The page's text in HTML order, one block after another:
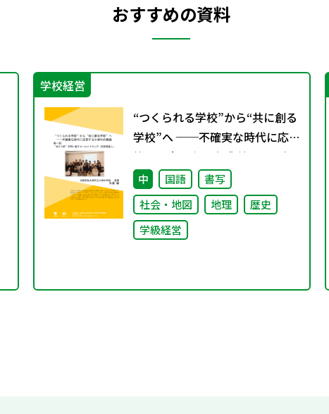
おすすめの資料
学校経営
“つくられる学校”から“共に創る
学校”へ ──不確実な時代に応
答する小津中の実践 第一回 “当
たり前”を問い直すルールメイキ
ング（校則見直し）
中 国語
書写
社会・地図
地理
歴史
学級経営